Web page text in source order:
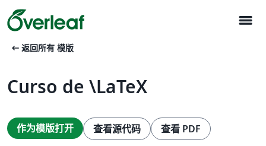
menu
arrow_left_alt 返回所有 模版
Curso de \LaTeX
作为模版打开 查看源代码 查看 PDF